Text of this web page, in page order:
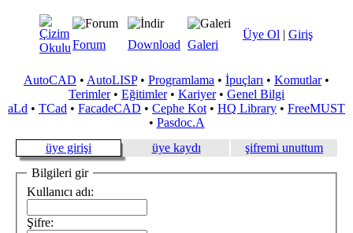
Üye Ol | Giriş
Forum Download Galeri
AutoCAD • AutoLISP• Programlama • İpuçları • Komutlar•
Terimler• Eğitimler• Kariyer• Genel Bilgi
aLd • TCad • FacadeCAD • Cephe Kot • HQ Library • FreeMUST
• Pasdoc.A
üye girişi
üye kaydı
şifremi unuttum
Bilgileri gir
Kullanıcı adı:
Şifre: